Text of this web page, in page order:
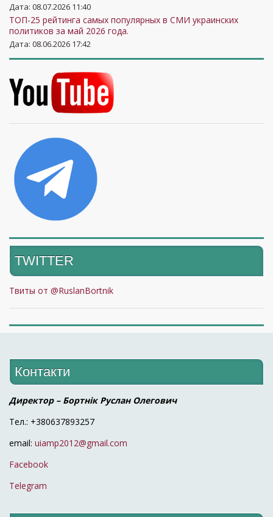
Дата: 08.07.2026 11:40
ТОП-25 рейтинга самых популярных в СМИ украинских
политиков за май 2026 года.
Дата: 08.06.2026 17:42
TWITTER
Твиты от @RuslanBortnik
Контакти
Директор – Бортнік Руслан Олегович
Тел.: +380637893257
email: uiamp2012@gmail.com
Facebook
Telegram